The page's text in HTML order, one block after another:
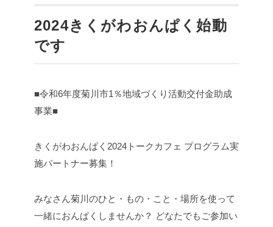
2024きくがわおんぱく始動
です
■令和6年度菊川市1％地域づくり活動交付金助成
事業■
きくがわおんぱく2024トークカフェ プログラム実
施パートナー募集！
みなさん菊川のひと・もの・こと・場所を使って
一緒におんぱくしませんか？ どなたでもご参加い